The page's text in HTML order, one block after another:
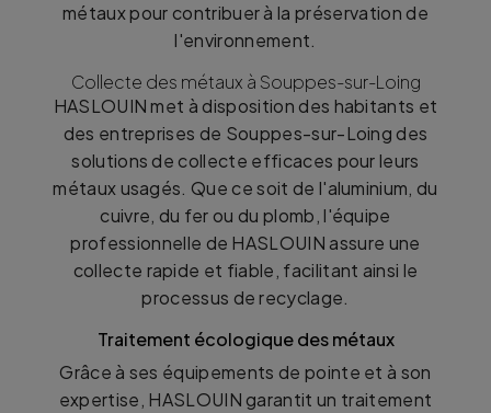
métaux pour contribuer à la préservation de
l'environnement.
Collecte des métaux à Souppes-sur-Loing
HASLOUIN met à disposition des habitants et
des entreprises de Souppes-sur-Loing des
solutions de collecte efficaces pour leurs
métaux usagés. Que ce soit de l'aluminium, du
cuivre, du fer ou du plomb, l'équipe
professionnelle de HASLOUIN assure une
collecte rapide et fiable, facilitant ainsi le
processus de recyclage.
Traitement écologique des métaux
Grâce à ses équipements de pointe et à son
expertise, HASLOUIN garantit un traitement